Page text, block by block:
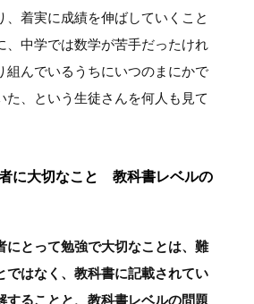
、着実に成績を伸ばしていくこと
、中学では数学が苦手だったけれ
組んでいるうちにいつのまにかで
た、という生徒さんを何人も見て
に大切なこと 教科書レベルの
にとって勉強で大切なことは、難
ではなく、教科書に記載されてい
することと、教科書レベルの問題